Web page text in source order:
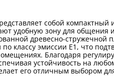
собой компактный
удобную зону для общения
древесно-
классу эмиссии Е1, что
Благодаря
устойчивость на
его отличным выбором